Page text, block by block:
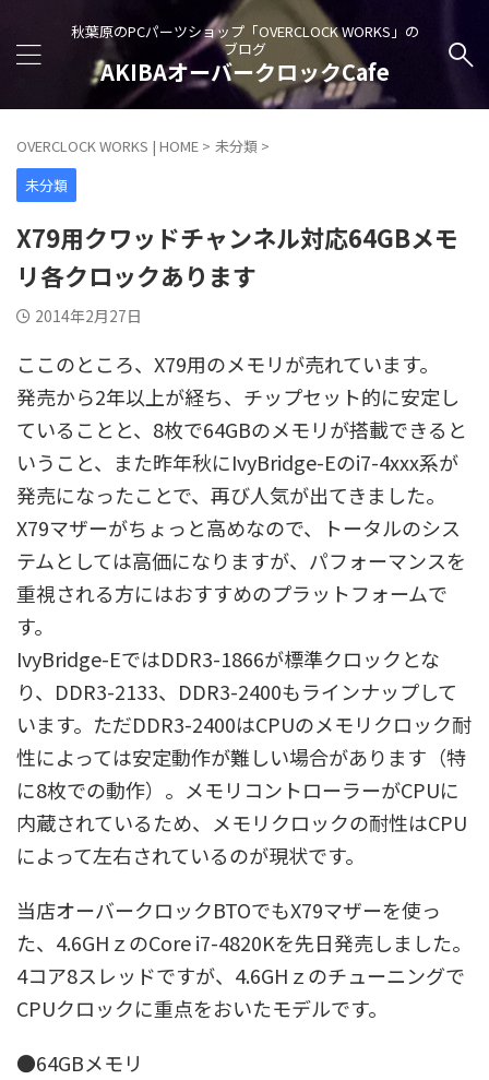
秋葉原のPCパーツショップ「OVERCLOCK WORKS」の
ブログ
AKIBAオーバークロックCafe
OVERCLOCK WORKS | HOME > 未分類 >
未分類
X79用クワッドチャンネル対応64GBメモ
リ各クロックあります
2014年2月27日
ここのところ、X79用のメモリが売れています。
発売から2年以上が経ち、チップセット的に安定し
ていることと、8枚で64GBのメモリが搭載できると
いうこと、また昨年秋にIvyBridge-Eのi7-4xxx系が
発売になったことで、再び人気が出てきました。
X79マザーがちょっと高めなので、トータルのシス
テムとしては高価になりますが、パフォーマンスを
重視される方にはおすすめのプラットフォームで
す。
IvyBridge-EではDDR3-1866が標準クロックとな
り、DDR3-2133、DDR3-2400もラインナップして
います。ただDDR3-2400はCPUのメモリクロック耐
性によっては安定動作が難しい場合があります（特
に8枚での動作）。メモリコントローラーがCPUに
内蔵されているため、メモリクロックの耐性はCPU
によって左右されているのが現状です。
当店オーバークロックBTOでもX79マザーを使っ
た、4.6GHｚのCore i7-4820Kを先日発売しました。
4コア8スレッドですが、4.6GHｚのチューニングで
CPUクロックに重点をおいたモデルです。
●64GBメモリ